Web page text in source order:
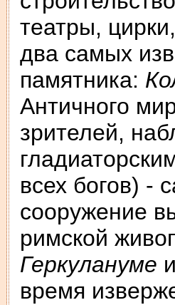
театры,
два самых
памятника:
Античного
зрителей,
всех богов) -
сооружение
римской
Геркулануме
время